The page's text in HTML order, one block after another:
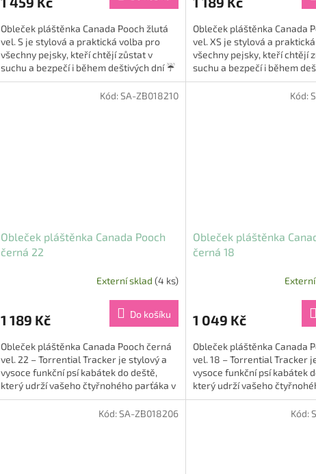
Obleček pláštěnka Canada Pooch žlutá
vel. S je stylová a praktická volba pro
všechny pejsky, kteří chtějí zůstat v
suchu a bezpečí i během deštivých dní ☔
🐾. Tato ikonická...
Obleček pláštěnka Canada
vel. XS je stylová a
všechny pejsky, kteří chtějí
suchu a bezpečí i během
🐾. Tato ikonická...
Obleček pláštěnka Canada Pooch
černá 22
Externí sklad (4 ks)
1 189 Kč Do košíku
Obleček pláštěnka Canada Pooch černá
vel. 22 – Torrential Tracker je stylový a
vysoce funkční psí kabátek do deště,
který udrží vašeho čtyřnohého parťáka v
suchu, pohodlí a...
Kód:SA-ZB018210
Obleček pláštěnka
černá 18
1 049 Kč
Obleček pláštěnka Canada
vel. 18 – Torrential Tracker
vysoce funkční psí kabátek
který udrží vašeho
suchu, pohodlí a...
Kód:
Kód:SA-ZB018206 Kód: